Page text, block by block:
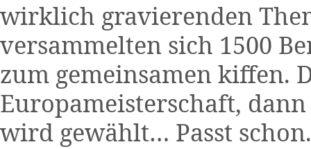
wirklich gravierenden
versammelten sich 1500
zum gemeinsamen kiffen.
Europameisterschaft,
wird gewählt… Passt schon.